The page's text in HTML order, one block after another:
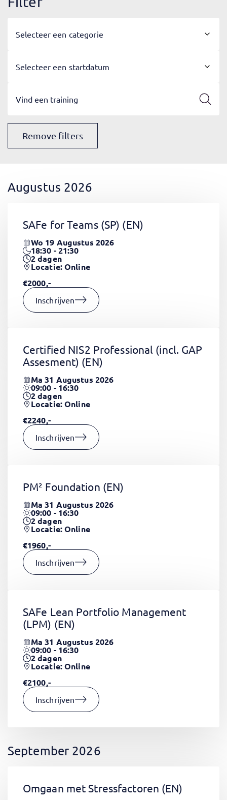
Selecteer een categorie
Selecteer een startdatum
Remove filters
Augustus 2026
SAFe for Teams (SP) (EN)
Wo 19 Augustus 2026
18:30 - 21:30
2dagen
Locatie: Online
€2000,-
Inschrijven
Certified NIS2 Professional (incl. GAP
Assesment) (EN)
Ma 31 Augustus 2026
09:00 - 16:30
2dagen
Locatie: Online
€2240,-
Inschrijven
PM² Foundation (EN)
Ma 31 Augustus 2026
09:00 - 16:30
2dagen
Locatie: Online
€1960,-
Inschrijven
SAFe Lean Portfolio Management
(LPM) (EN)
Ma 31 Augustus 2026
09:00 - 16:30
2dagen
Locatie: Online
€2100,-
Inschrijven
September 2026
Omgaan met Stressfactoren (EN)